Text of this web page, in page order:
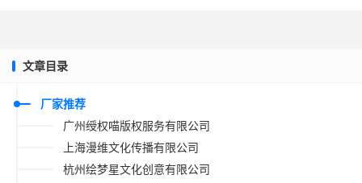
文章目录
厂家推荐
广州绶权喵版权服务有限公司
上海漫维文化传播有限公司
杭州绘梦星文化创意有限公司